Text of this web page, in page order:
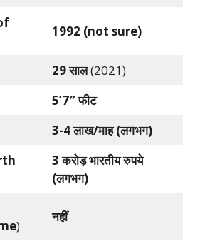
1992 (not sure)
29 साल(2021)
5’7″ फीट
3-4 लाख/माह (लगभग)
3 करोड़ भारतीय रुपये
(लगभग)
)
नहीं